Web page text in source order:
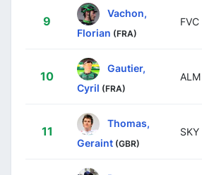
9
Vachon,
Florian (FRA)
FVC
10
Gautier,
Cyril (FRA)
ALM
11
Thomas,
Geraint (GBR)
SKY